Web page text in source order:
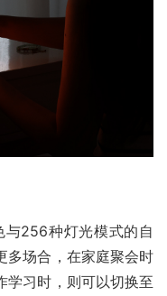
256种灯光模式的自
多场合，在家庭聚会时
学习时，则可以切换至